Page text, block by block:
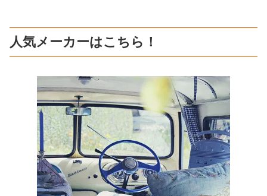
人気メーカーはこちら！